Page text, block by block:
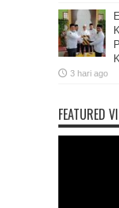
3 hari ago
FEATURED